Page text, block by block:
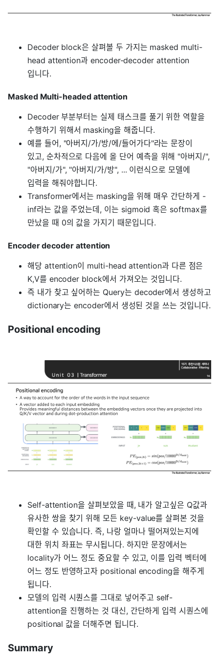
Decoder block은 살펴볼 두 가지는 masked multi-
head attention과 encoder-decoder attention
입니다.
Masked Multi-headed attention
Decoder 부분부터는 실제 태스크를 풀기 위한 역할을
수행하기 위해서 masking을 해줍니다.
예를 들어, "아버지/가/방/에/들어가다"라는 문장이
있고, 순차적으로 다음에 올 단어 예측을 위해 "아버지/",
"아버지/가", "아버지/가/방", ... 이런식으로 모델에
입력을 해줘야합니다.
Transformer에서는 masking을 위해 매우 간단하게 -
inf라는 값을 주었는데, 이는 sigmoid 혹은 softmax를
만났을 때 0의 값을 가지기 때문입니다.
Encoder decoder attention
해당 attention이 multi-head attention과 다른 점은
K,V를 encoder block에서 가져오는 것입니다.
즉 내가 찾고 싶어하는 Query는 decoder에서 생성하고
dictionary는 encoder에서 생성된 것을 쓰는 것입니다.
Positional encoding
Self-attention을 살펴보았을 때, 내가 알고싶은 Q값과
유사한 쌍을 찾기 위해 모든 key-value를 살펴본 것을
확인할 수 있습니다. 즉, 나랑 얼마나 떨어져있는지에
대한 위치 좌표는 무시됩니다. 하지만 문장에서는
locality가 어느 정도 중요할 수 있고, 이를 입력 벡터에
어느 정도 반영하고자 positional encoding을 해주게
됩니다.
모델의 입력 시퀀스를 그대로 넣어주고 self-
attention을 진행하는 것 대신, 간단하게 입력 시퀀스에
positional 값을 더해주면 됩니다.
Summary